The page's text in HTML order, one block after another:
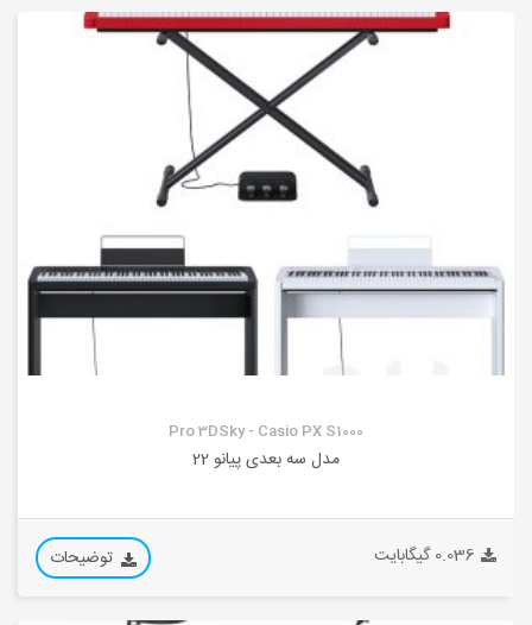
Pro 3DSky - Casio PX S1000
مدل سه بعدی پیانو 22
0.036 گیگابایت توضیحات